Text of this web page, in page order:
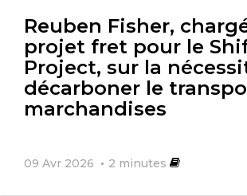
Reuben Fisher,
projet fret pour le
Project, sur la
décarboner le
marchandises
09 Avr 2026 2 minutes